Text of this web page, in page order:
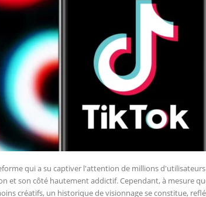
qui a su captiver l'attention de millions
et son côté hautement addictif. Cependant, à mesure
créatifs, un historique de visionnage se constitue,